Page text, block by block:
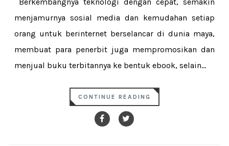
menjamurnya sosial media dan kemudahan setiap
orang untuk berinternet berselancar di dunia maya,
membuat para penerbit juga mempromosikan dan
menjual buku terbitannya ke bentuk ebook, selain...
CONTINUE READING